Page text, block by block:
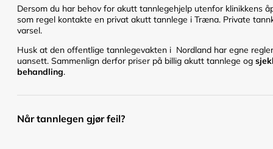
Dersom du har behov for akutt tannlegehjelp utenfor klinikkens
som regel kontakte en privat akutt tannlege i Træna. Private
varsel.
Husk at den offentlige tannlegevakten i Nordland har egne
uansett. Sammenlign derfor priser på billig akutt tannlege og
behandling.
Når tannlegen gjør feil?